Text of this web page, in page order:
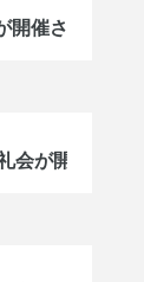
開催されまし
会が開催され